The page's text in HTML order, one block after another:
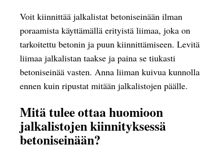
Voit kiinnittää jalkalistat betoniseinään ilman
poraamista käyttämällä erityistä liimaa, joka on
tarkoitettu betonin ja puun kiinnittämiseen. Levitä
liimaa jalkalistan taakse ja paina se tiukasti
betoniseinää vasten. Anna liiman kuivua kunnolla
ennen kuin ripustat mitään jalkalistojen päälle.
Mitä tulee ottaa huomioon
jalkalistojen kiinnityksessä
betoniseinään?